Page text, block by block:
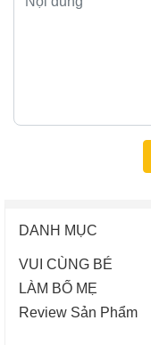
DANH MỤC
VUI CÙNG BÉ
LÀM BỐ MẸ
Review Sản Phẩm